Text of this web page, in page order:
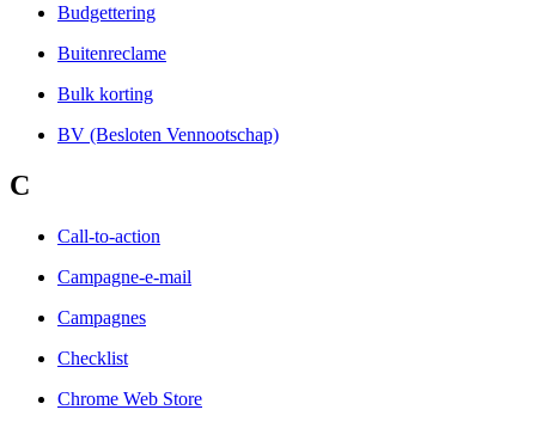
Budgettering
Buitenreclame
Bulk korting
BV (Besloten Vennootschap)
C
Call-to-action
Campagne-e-mail
Campagnes
Checklist
Chrome Web Store